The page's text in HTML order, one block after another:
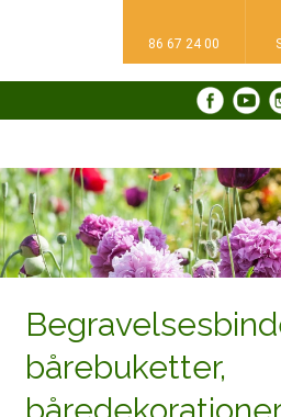
86 67 24 00
​
bårebuketter,